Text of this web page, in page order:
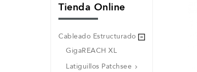
Tienda Online
Cableado Estructurado
GigaREACH XL
Latiguillos Patchsee 